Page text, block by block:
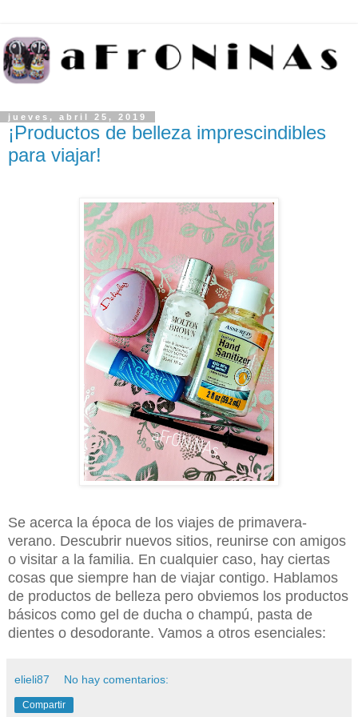
jueves, abril 25, 2019
¡Productos de belleza imprescindibles
para viajar!
Se acerca la época de los viajes de primavera-
verano. Descubrir nuevos sitios, reunirse con amigos
o visitar a la familia. En cualquier caso, hay ciertas
cosas que siempre han de viajar contigo. Hablamos
de productos de belleza pero obviemos los productos
básicos como gel de ducha o champú, pasta de
dientes o desodorante. Vamos a otros esenciales:
elieli87 No hay comentarios:
Compartir